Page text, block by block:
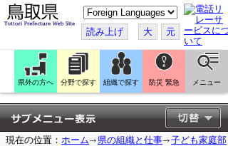
こ
の
ペ
ー
ジ
翻
訳
す
る
読み上げ 大 元
県外の方へ 分野で探す 組織で探す 防災 緊急 メニュー
現在の位置： ホーム 県の組織と仕事
子ども家庭部